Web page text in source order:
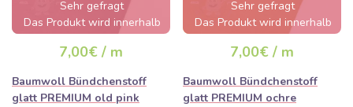
Sehr gefragt
Das Produkt wird innerhalb
von wenigen Stunden
ausverkauft sein
7,00€ / m
Baumwoll Bündchenstoff
glatt PREMIUM old pink
Sehr gefragt
Das Produkt wird innerhalb
von wenigen Stunden
ausverkauft sein
7,00€ / m
Baumwoll Bündchenstoff
glatt PREMIUM ochre